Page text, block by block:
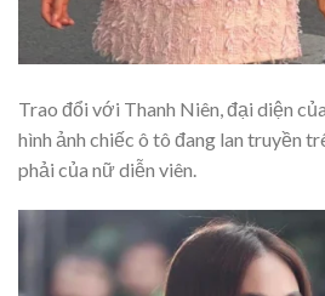
Trao đổi với Thanh Niên, đại diện
hình ảnh chiếc ô tô đang lan truyền
phải của nữ diễn viên.